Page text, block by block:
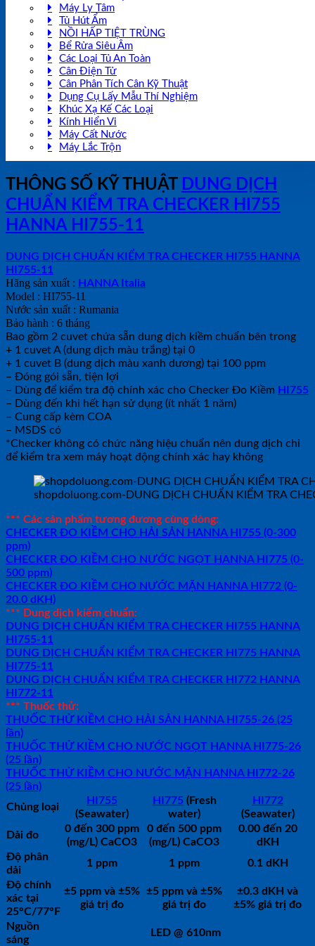
Máy Ly Tâm
Tủ Hút Ẩm
NỒI HẤP TIỆT TRÙNG
Bể Rửa Siêu Âm
Các Loại Tủ An Toàn
Cân Điện Tử
Cân Phân Tích Cân Kỹ Thuật
Dụng Cụ Lấy Mẫu Thí Nghiệm
Khúc Xạ Kế Các Loại
Kính Hiển Vi
Máy Cất Nước
Máy Lắc Trộn
THÔNG SỐ KỸ THUẬT DUNG DỊCH
CHUẨN KIỂM TRA CHECKER HI755
HANNA HI755-11
DUNG DỊCH CHUẨN KIỂM TRA CHECKER HI755 HANNA
HI755-11
Hãng sản xuất : HANNA Italia
Model : HI755-11
Nước sản xuất : Rumania
Bảo hành : 6 tháng
Bao gồm 2 cuvet chứa sẵn dung dịch kiềm chuẩn bên trong
+ 1 cuvet A (dung dịch màu trắng) tại 0
+ 1 cuvet B (dung dịch màu xanh dương) tại 100 ppm
– Đóng gói sẵn, tiện lợi
– Dùng để kiểm tra độ chính xác cho Checker Đo Kiềm HI755
– Dùng đến khi hết hạn sử dụng (ít nhất 1 năm)
– Cung cấp kèm COA
– MSDS có
*Checker không có chức năng hiệu chuẩn nên dung dịch chỉ
để kiểm tra xem máy hoạt động chính xác hay không
shopdoluong.com-DUNG DỊCH CHUẨN KIỂM TRA
*** Các sản phẩm tương đương cùng dòng:
CHECKER ĐO KIỀM CHO HẢI SẢN HANNA HI755 (0-300
ppm)
CHECKER ĐO KIỀM CHO NƯỚC NGỌT HANNA HI775 (0-
500 ppm)
CHECKER ĐO KIỀM CHO NƯỚC MẶN HANNA HI772 (0-
20.0 dKH)
*** Dung dịch kiểm chuẩn:
DUNG DỊCH CHUẨN KIỂM TRA CHECKER HI755 HANNA
HI755-11
DUNG DỊCH CHUẨN KIỂM TRA CHECKER HI775 HANNA
HI775-11
DUNG DỊCH CHUẨN KIỂM TRA CHECKER HI772 HANNA
HI772-11
*** Thuốc thử:
THUỐC THỬ KIỀM CHO HẢI SẢN HANNA HI755-26 (25
lần)
THUỐC THỬ KIỀM CHO NƯỚC NGỌT HANNA HI775-26
(25 lần)
THUỐC THỬ KIỀM CHO NƯỚC MẶN HANNA HI772-26
(25 lần)
Chủng loại
HI755
(Seawater)
HI775(Fresh
water)
HI772
(Seawater)
Dải đo
0 đến 300 ppm
(mg/L) CaCO3
0 đến 500 ppm
(mg/L) CaCO3
0.00 đến 20
dKH
Độ phân
dải
1 ppm 1 ppm
0.1 dKH
Độ chính
xác tại
25°C/77°F
±5 ppm và ±5%
giá trị đo
±5 ppm và ±5%
giá trị đo
±0.3 dKH và
±5% giá trị đo
Nguồn
sáng
LED @ 610nm